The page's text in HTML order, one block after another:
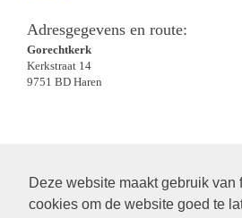
Deze website maakt gebruik van
cookies om de website goed te
Adresgegevens en route:
Gorechtkerk
Kerkstraat 14
9751 BD Haren